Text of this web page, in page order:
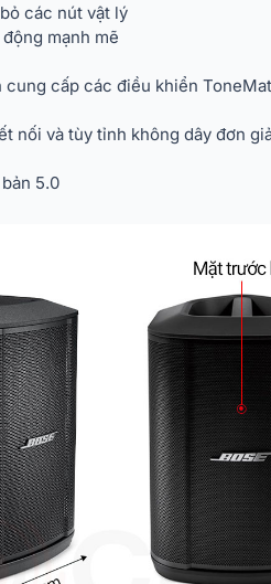
các nút vật lý
mạnh mẽ
cấp các điều khiển
nối và tùy tỉnh không dây đơn
5.0